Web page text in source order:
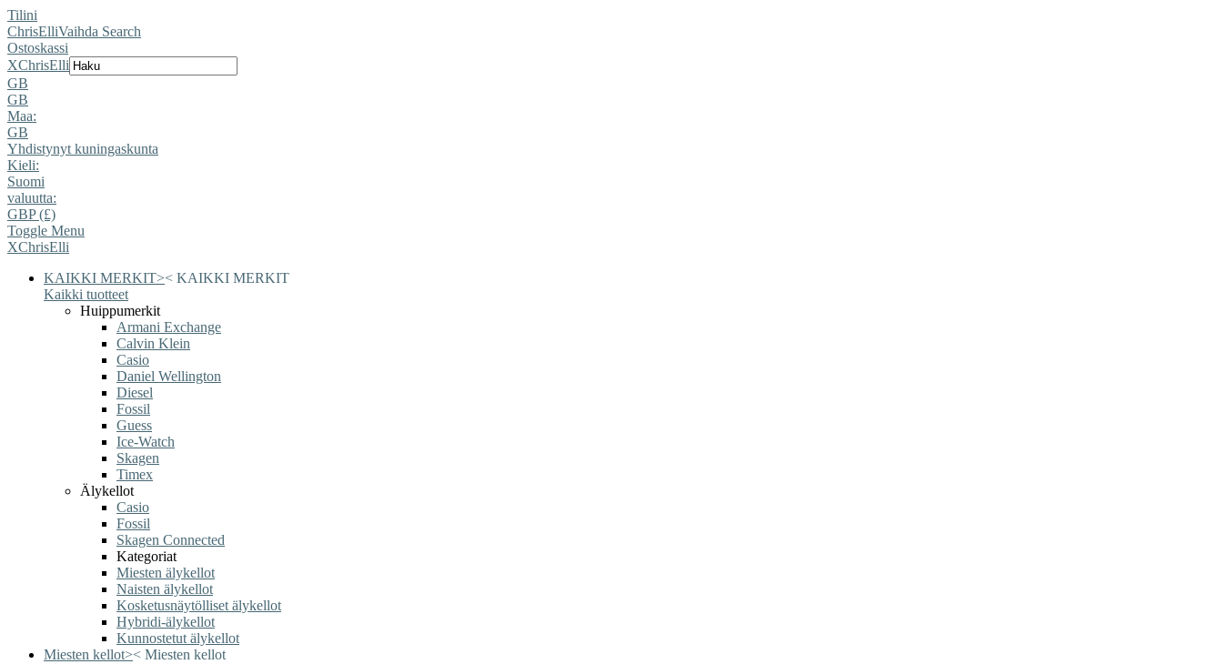
Tilini
ChrisElliVaihda Search
Ostoskassi
XChrisElli
GB
GB
Maa:
GB
Yhdistynyt kuningaskunta
Kieli:
Suomi
valuutta:
GBP (£)
Toggle Menu
XChrisElli
KAIKKI MERKIT>< KAIKKI MERKIT
Kaikki tuotteet
Huippumerkit
Armani Exchange
Calvin Klein
Casio
Daniel Wellington
Diesel
Fossil
Guess
Ice-Watch
Skagen
Timex
Älykellot
Casio
Fossil
Skagen Connected
Kategoriat
Miesten älykellot
Naisten älykellot
Kosketusnäytölliset älykellot
Hybridi-älykellot
Kunnostetut älykellot
Miesten kellot>< Miesten kellot